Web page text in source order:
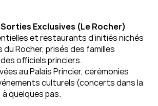
Exclusives (Le Rocher)
et restaurants d’initiés nichés
du Rocher, prisés des familles
officiels princiers.
au Palais Princier, cérémonies
culturels (concerts dans la
quelques pas.